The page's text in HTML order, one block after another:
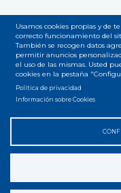
Menú
del
Accesibilidad
Usamos cookies propias y de
correcto funcionamiento del
También se recogen datos
permitir anuncios
el uso de las mismas. Usted
cookies en la pestaña
Política de privacidad
Información sobre Cookies